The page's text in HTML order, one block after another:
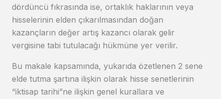
dördüncü fıkrasında ise, ortaklık haklarının veya
hisselerinin elden çıkarılmasından doğan
kazançların değer artış kazancı olarak gelir
vergisine tabi tutulacağı hükmüne yer verilir.
Bu makale kapsamında, yukarıda özetlenen 2 sene
elde tutma şartına ilişkin olarak hisse senetlerinin
“iktisap tarihi”ne ilişkin genel kurallara ve